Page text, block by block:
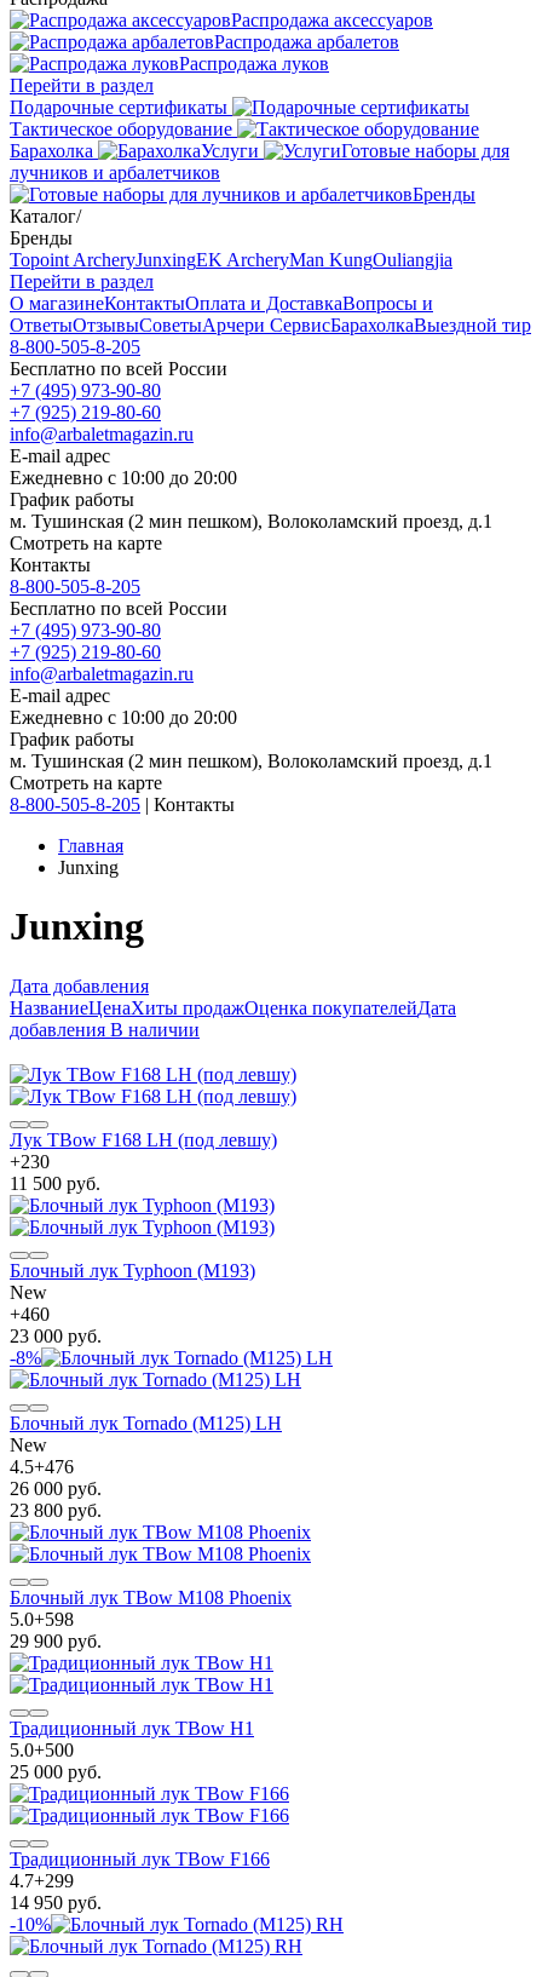
Распродажа аксессуаров
Распродажа арбалетов
Распродажа луков
Перейти в раздел
Подарочные сертификаты
Тактическое оборудование
Барахолка
Услуги
Готовые наборы для
лучников и арбалетчиков
Бренды
Каталог/
Бренды
Topoint ArcheryJunxingEK ArcheryMan KungOuliangjia
Перейти в раздел
О магазинеКонтактыОплата и ДоставкаВопросы и
ОтветыОтзывыСоветыАрчери СервисБарахолкаВыездной тир
8-800-505-8-205
Бесплатно по всей России
+7 (495) 973-90-80
+7 (925) 219-80-60
info@arbaletmagazin.ru
E-mail адрес
Ежедневно с 10:00 до 20:00
График работы
м. Тушинская (2 мин пешком), Волоколамский проезд, д.1
Смотреть на карте
Контакты
8-800-505-8-205
Бесплатно по всей России
+7 (495) 973-90-80
+7 (925) 219-80-60
info@arbaletmagazin.ru
E-mail адрес
Ежедневно с 10:00 до 20:00
График работы
м. Тушинская (2 мин пешком), Волоколамский проезд, д.1
Смотреть на карте
8-800-505-8-205 | Контакты
Главная
Junxing
Junxing
Дата добавления
НазваниеЦенаХиты продажОценка покупателейДата
добавления В наличии
Лук TBow F168 LH (под левшу)
+230
11 500 руб.
Блочный лук Typhoon (M193)
New
+460
23 000 руб.
-8%
Блочный лук Tornado (M125) LH
New
4.5+476
26 000 руб.
23 800 руб.
Блочный лук TBow M108 Phoenix
5.0+598
29 900 руб.
Традиционный лук TBow H1
5.0+500
25 000 руб.
Традиционный лук TBow F166
4.7+299
14 950 руб.
-10%